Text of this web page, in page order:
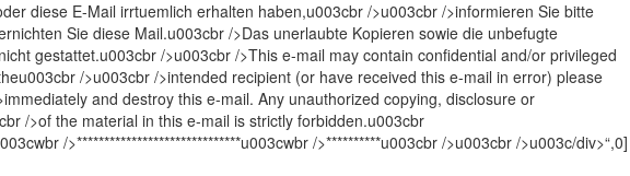
diese E-Mail irrtuemlich erhalten haben,u003cbr />u003cbr />informieren Sie bitte
Sie diese Mail.u003cbr />Das unerlaubte Kopieren sowie die unbefugte
gestattet.u003cbr />u003cbr />This e-mail may contain confidential and/or privileged
/>u003cbr />intended recipient (or have received this e-mail in error) please
and destroy this e-mail. Any unauthorized copying, disclosure or
/>of the material in this e-mail is strictly forbidden.u003cbr
/>******************************u003cwbr />**********u003cbr />u003cbr />u003c/div>“,0]